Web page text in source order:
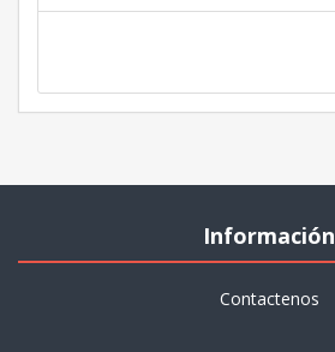
Información
Contactenos